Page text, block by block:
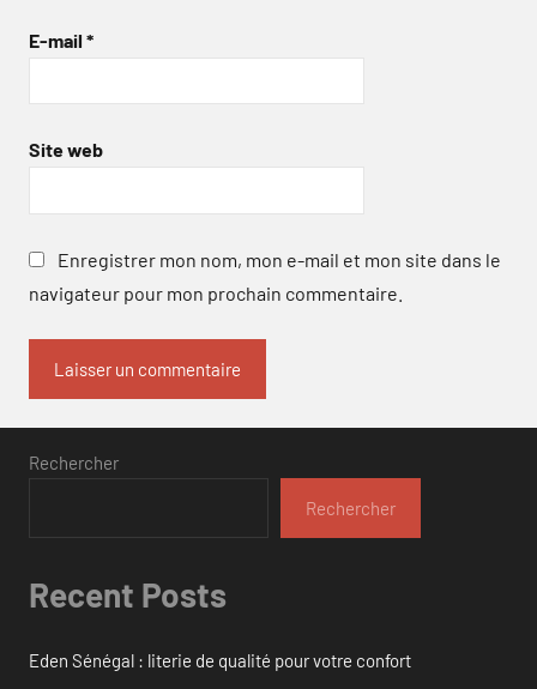
E-mail *
Site web
Enregistrer mon nom, mon e-mail et mon site dans le
navigateur pour mon prochain commentaire.
Rechercher
Rechercher
Recent Posts
Eden Sénégal : literie de qualité pour votre confort